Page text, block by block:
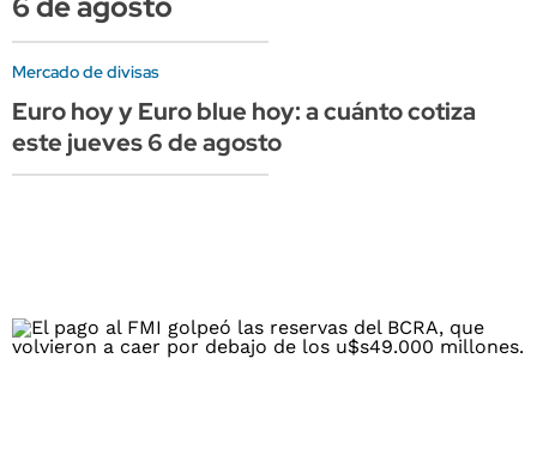
Mercado de divisas
Euro hoy y Euro blue hoy: a cuánto cotiza
este jueves 6 de agosto